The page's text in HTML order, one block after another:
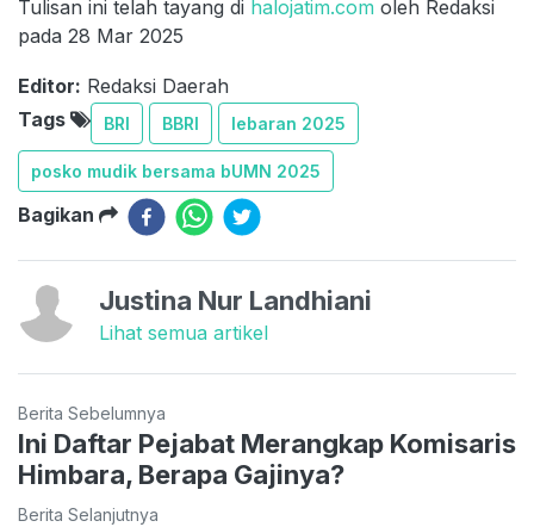
Tulisan ini telah tayang di halojatim.com oleh Redaksi
pada 28 Mar 2025
Editor: Redaksi Daerah
Tags
BRI BBRI lebaran 2025
posko mudik bersama bUMN 2025
Bagikan
Justina Nur Landhiani
Lihat semua artikel
Berita Sebelumnya
Ini Daftar Pejabat Merangkap Komisaris
Himbara, Berapa Gajinya?
Berita Selanjutnya